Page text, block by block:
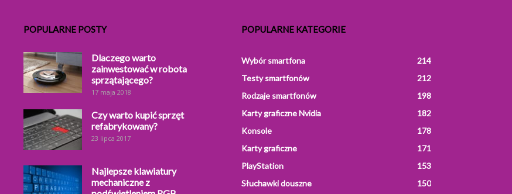
POPULARNE POSTY
Dlaczego warto
zainwestować w robota
sprzątającego?
17 maja 2018
Czy warto kupić sprzęt
refabrykowany?
23 lipca 2017
Najlepsze klawiatury
mechaniczne z
POPULARNE KATEGORIE
Wybór smartfona
214
Testy smartfonów
212
Rodzaje smartfonów
198
Karty graficzne Nvidia
182
Konsole
178
Karty graficzne
171
PlayStation
153
Słuchawki douszne
150